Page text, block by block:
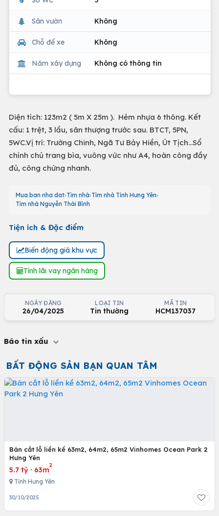
Sân vườn Không
Chỗ để xe Không
Năm xây dựng Không có thông tin
Diện tích: 123m2 ( 5m X 25m ). Hẻm nhựa 6 thông. Kết
cấu: 1 trệt, 3 lầu, sân thượng trước sau. BTCT, 5PN,
5WC.Vị trí: Trường Chinh, Ngã Tư Bảy Hiền, Út Tịch...Sổ
chính chủ trang bìa, vuông vức như A4, hoàn công đầy
đủ, công chứng nhanh.
Mua ban nha dat Tìm nhà Tìm nhà Tỉnh Hưng Yên
Tìm nhà Nguyễn Thái Bình
Tiện ích & Đặc điểm
Biến động giá khu vực
Tính lãi vay ngân hàng
NGÀY ĐĂNG
26/04/2025
LOẠI TIN
Tin thường
MÃ TIN
HCM137037
Báo tin xấu
BẤT ĐỘNG SẢN BẠN QUAN TÂM
Bán cắt lỗ liền kề 63m2, 64m2, 65m2 Vinhomes Ocean Park 2
Hưng Yên
5.7 tỷ · 63m
2
Tỉnh Hưng Yên
30/10/2025